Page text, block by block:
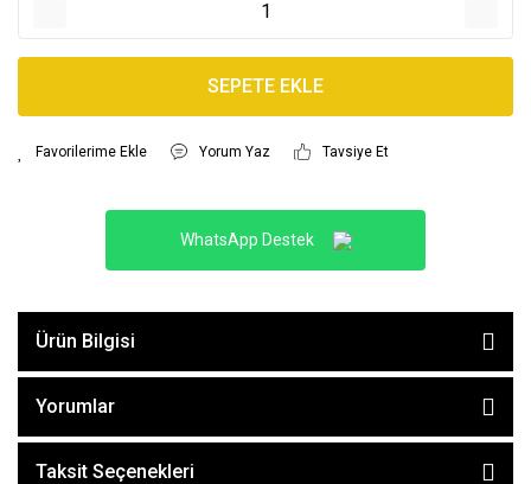
SEPETE EKLE
Yorum Yaz Tavsiye Et
WhatsApp Destek
Ürün Bilgisi
Yorumlar
Taksit Seçenekleri